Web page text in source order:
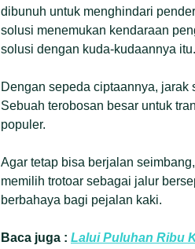
dibunuh untuk menghindari
solusi menemukan kendaraan
solusi dengan kuda-kudaannya itu.
Dengan sepeda ciptaannya, jarak
Sebuah terobosan besar untuk
populer.
Agar tetap bisa berjalan
memilih trotoar sebagai jalur
berbahaya bagi pejalan kaki.
Baca juga : Lalui Puluhan Ribu